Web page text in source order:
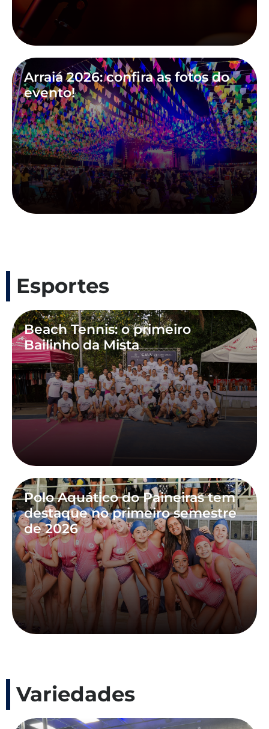
Arraiá 2026: confira as fotos do
evento!
Esportes
Beach Tennis: o primeiro
Bailinho da Mista
Polo Aquático do Paineiras tem
destaque no primeiro semestre
de 2026
Variedades